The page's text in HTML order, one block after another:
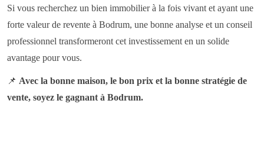
Si vous recherchez un bien immobilier à la fois vivant et ayant une
forte valeur de revente à Bodrum, une bonne analyse et un conseil
professionnel transformeront cet investissement en un solide
avantage pour vous.
📌 Avec la bonne maison, le bon prix et la bonne stratégie de
vente, soyez le gagnant à Bodrum.